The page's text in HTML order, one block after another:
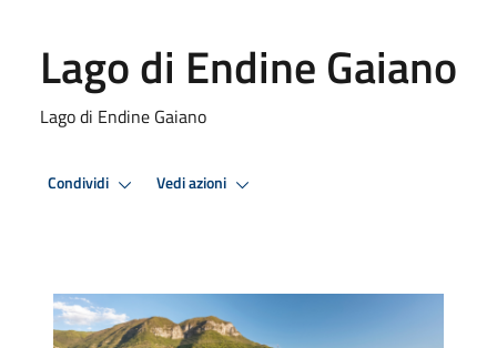
Lago di Endine Gaiano
Lago di Endine Gaiano
Condividi Vedi azioni